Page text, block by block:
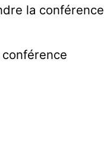
la conférence